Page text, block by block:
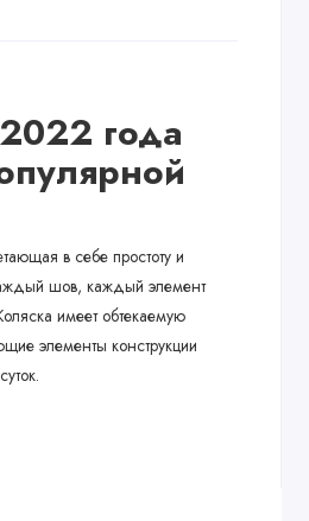
года
в себе простоту и
шов, каждый элемент
имеет обтекаемую
элементы конструкции